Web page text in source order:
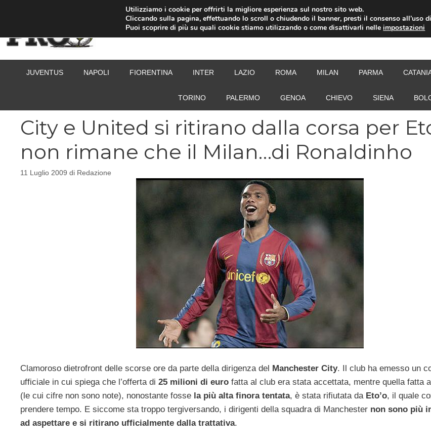
JUVENTUS NAPOLI FIORENTINA INTER LAZIO ROMA MILAN PARMA
TORINO PALERMO GENOA CHIEVO SIENA
City e United si ritirano dalla corsa per
non rimane che il Milan…di Ronaldinho
11 Luglio 2009 di Redazione
Clamoroso dietrofront delle scorse ore da parte della dirigenza del Manchester City. Il club ha emesso un
ufficiale in cui spiega che l’offerta di 25 milioni di euro fatta al club era stata accettata, mentre quella fatta
(le cui cifre non sono note), nonostante fosse la più alta finora tentata, è stata rifiutata da Eto’o, il quale
prendere tempo. E siccome sta troppo tergiversando, i dirigenti della squadra di Manchester non sono più
ad aspettare e si ritirano ufficialmente dalla trattativa.
Utilizziamo i cookie per offrirti la migliore esperienza sul nostro sito web.
Cliccando sulla pagina, effettuando lo scroll o chiudendo il banner, presti il consenso all’uso
Puoi scoprire di più su quali cookie stiamo utilizzando o come disattivarli nelleimpostazioni